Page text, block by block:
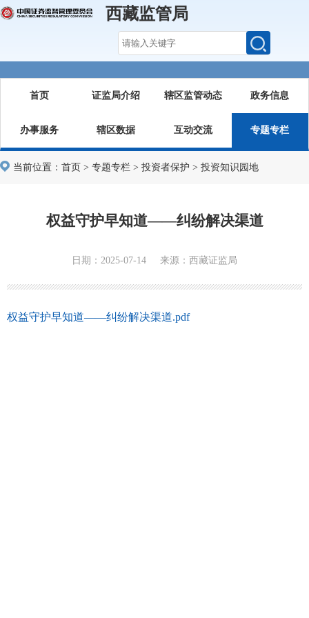
西藏监管局
首页 证监局介绍 辖区监管动态 政务信息
办事服务 辖区数据 互动交流 专题专栏
当前位置： 首页 > 专题专栏 > 投资者保护 > 投资知识园地
权益守护早知道——纠纷解决渠道
日期：2025-07-14 来源：西藏证监局
权益守护早知道——纠纷解决渠道.pdf